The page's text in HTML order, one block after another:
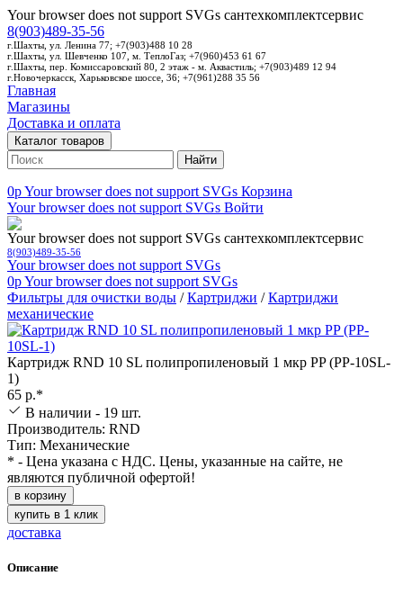
Your browser does not support SVGs сантехкомплектсервис
8(903)489-35-56
г.Шахты, ул. Ленина 77; +7(903)488 10 28
г.Шахты, ул. Шевченко 107, м. ТеплоГаз; +7(960)453 61 67
г.Шахты, пер. Комиссаровский 80, 2 этаж - м. Аквастиль; +7(903)489 12 94
г.Новочеркасск, Харьковское шоссе, 36; +7(961)288 35 56
Главная
Магазины
Доставка и оплата
Каталог товаров
Найти
0pYour browser does not support SVGs Корзина
Your browser does not support SVGs Войти
Your browser does not support SVGs сантехкомплектсервис
8(903)489-35-56
Your browser does not support SVGs
0pYour browser does not support SVGs
Фильтры для очистки воды /Картриджи /Картриджи
механические
Картридж RND 10 SL полипропиленовый 1 мкр PP (PP-10SL-
1)
65 р.*
В наличии - 19 шт.
Производитель: RND
Тип: Механические
* - Цена указана с НДС. Цены, указанные на сайте, не
являются публичной офертой!
в корзину
купить в 1 клик
доставка
Описание